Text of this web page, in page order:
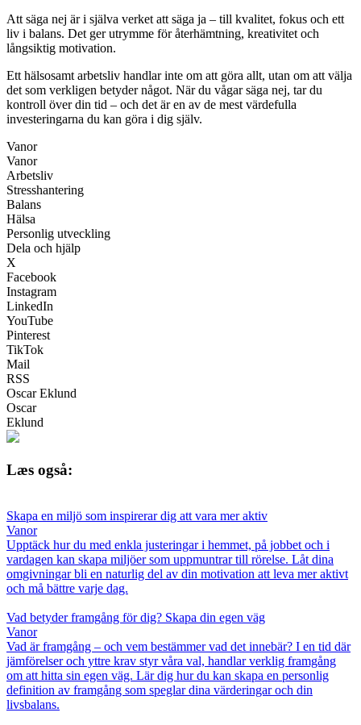
Att säga nej är i själva verket att säga ja – till kvalitet, fokus och ett
liv i balans. Det ger utrymme för återhämtning, kreativitet och
långsiktig motivation.
Ett hälsosamt arbetsliv handlar inte om att göra allt, utan om att välja
det som verkligen betyder något. När du vågar säga nej, tar du
kontroll över din tid – och det är en av de mest värdefulla
investeringarna du kan göra i dig själv.
Vanor
Vanor
Arbetsliv
Stresshantering
Balans
Hälsa
Personlig utveckling
Dela och hjälp
X
Facebook
Instagram
LinkedIn
YouTube
Pinterest
TikTok
Mail
RSS
Oscar Eklund
Oscar
Eklund
Læs også:
Skapa en miljö som inspirerar dig att vara mer aktiv
Vanor
Upptäck hur du med enkla justeringar i hemmet, på jobbet och i
vardagen kan skapa miljöer som uppmuntrar till rörelse. Låt dina
omgivningar bli en naturlig del av din motivation att leva mer aktivt
och må bättre varje dag.
Vad betyder framgång för dig? Skapa din egen väg
Vanor
Vad är framgång – och vem bestämmer vad det innebär? I en tid där
jämförelser och yttre krav styr våra val, handlar verklig framgång
om att hitta sin egen väg. Lär dig hur du kan skapa en personlig
definition av framgång som speglar dina värderingar och din
livsbalans.